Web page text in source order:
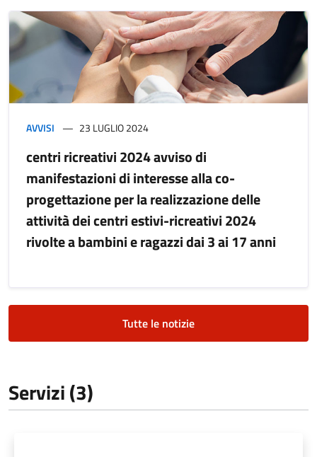
AVVISI 23 LUGLIO 2024
centri ricreativi 2024 avviso di
manifestazioni di interesse alla co-
progettazione per la realizzazione delle
attività dei centri estivi-ricreativi 2024
rivolte a bambini e ragazzi dai 3 ai 17 anni
Tutte le notizie
Servizi (3)